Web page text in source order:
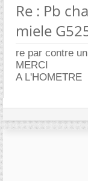
Re : Pb
miele
re par contre
MERCI
A L'HOMETRE